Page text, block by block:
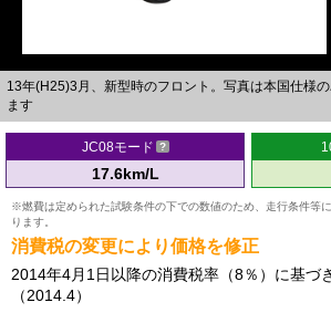
13年(H25)3月、新型時のフロント。写真は本国仕様
ます
JC08モード
17.6km/L
※燃費は定められた試験条件の下での数値のため、走行条件等
ります。
消費税の変更により価格を修正
2014年4月1日以降の消費税率（8％）に基づ
（2014.4）